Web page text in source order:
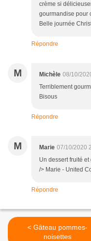
crème si
gourmandise pour
Belle journée
Répondre
M Michèle 08/10/
Terriblement
Bisous
Répondre
M Marie 07/10/2020
Un dessert fruité
/> Marie - United
Répondre
< Gâteau pommes-
noisettes